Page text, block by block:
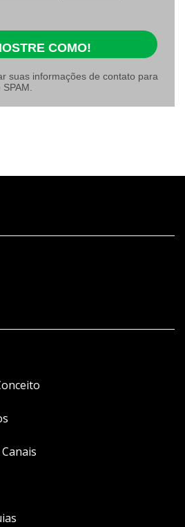
COMO!
suas informações de contato para